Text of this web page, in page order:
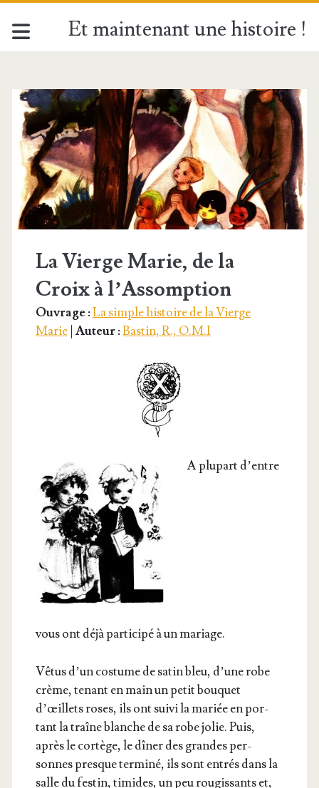
Et maintenant une histoire !
Catégorie :
<span>La
simple
histoire
de
Vierge
Marie</span>
La Vierge Marie, de la
Croix à l’Assomption
Ouvrage :La simple histoire de la Vierge
Marie| Auteur :Bastin, R., O.M.I
A plu­part d’entre
vous ont déjà par­ti­ci­pé à un mariage.
Vêtus d’un cos­tume de satin bleu, d’une robe
crème, tenant en main un petit bou­quet
d’œillets roses, ils ont sui­vi la mariée en por­
tant la traîne blanche de sa robe jolie. Puis,
après le cor­tège, le dîner des grandes per­
sonnes presque ter­mi­né, ils sont entrés dans la
salle du fes­tin, timides, un peu rou­gis­sants et,